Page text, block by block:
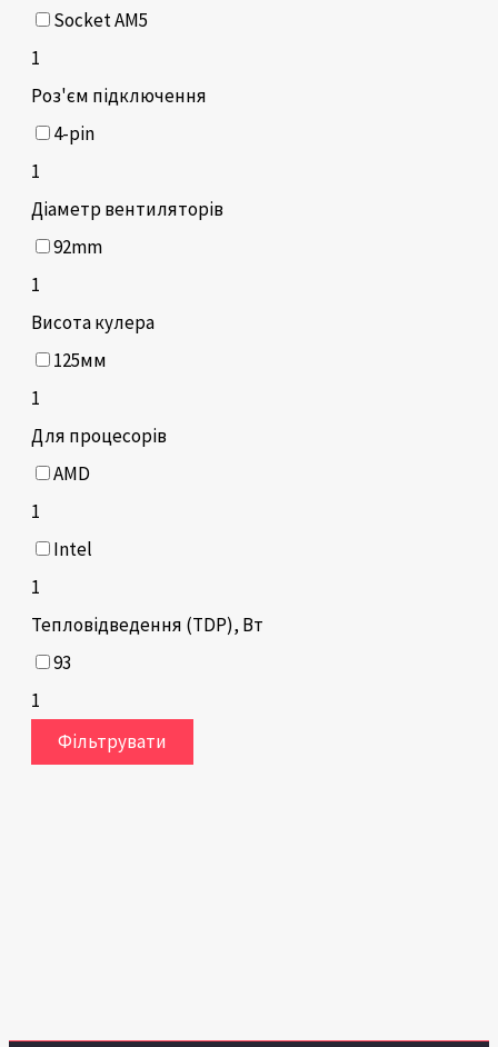
Socket AM5
1
Роз'єм підключення
4-pin
1
Діаметр вентиляторів
92mm
1
Висота кулера
125мм
1
Для процесорів
AMD
1
Intel
1
Тепловідведення (TDP), Вт
93
1
Фільтрувати